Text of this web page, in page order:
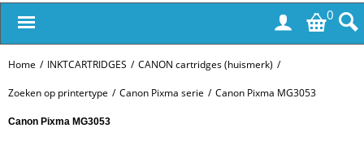
0
Home / INKTCARTRIDGES / CANON cartridges (huismerk) /
Zoeken op printertype / Canon Pixma serie / Canon Pixma MG3053
Canon Pixma MG3053